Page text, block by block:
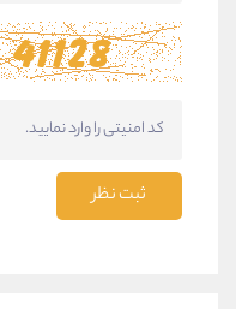
ثبت نظر